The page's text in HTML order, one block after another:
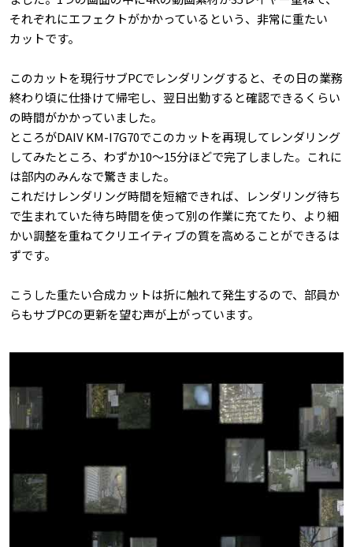
それぞれにエフェクトがかかっているという、非常に重たい
カットです。
このカットを現行サブPCでレンダリングすると、その日の業務
終わり頃に仕掛けて帰宅し、翌日出勤すると確認できるくらい
の時間がかかっていました。
ところがDAIV KM-I7G70でこのカットを再現してレンダリング
してみたところ、わずか10〜15分ほどで完了しました。これに
は部内のみんなで驚きました。
これだけレンダリング時間を短縮できれば、レンダリング待ち
で生まれていた待ち時間を使って別の作業に充てたり、より細
かい調整を重ねてクリエイティブの質を高めることができるは
ずです。
こうした重たい合成カットは折に触れて発生するので、部員か
らもサブPCの更新を望む声が上がっています。